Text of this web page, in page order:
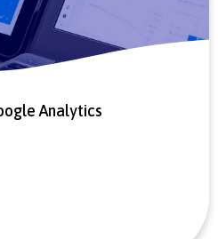
Analytics